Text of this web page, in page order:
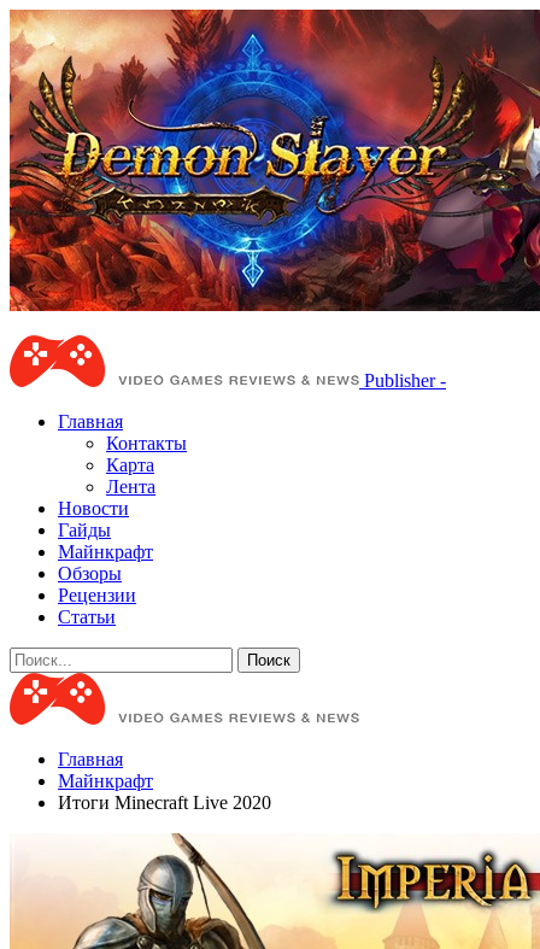
Publisher -
Главная
Контакты
Карта
Лента
Новости
Гайды
Майнкрафт
Обзоры
Рецензии
Статьи
Главная
Майнкрафт
Итоги Minecraft Live 2020